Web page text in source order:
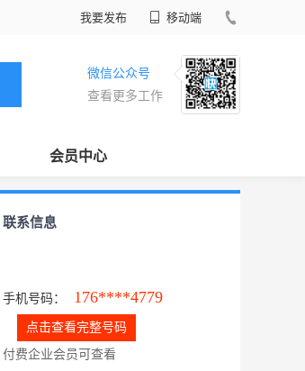
我要发布 移动端
微信公众号
查看更多工作
会员中心
联系信息
手机号码： 176****4779
点击查看完整号码
付费企业会员可查看